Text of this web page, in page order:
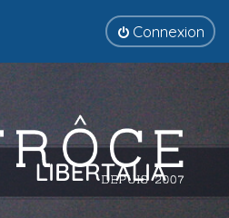
Connexion